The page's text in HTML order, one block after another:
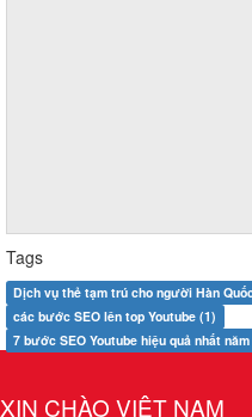
Tags
Dịch vụ thẻ tạm trú cho người Hàn
các bước SEO lên top Youtube (1)
7 bước SEO Youtube hiệu quả nhất
XIN CHÀO VIỆT NAM